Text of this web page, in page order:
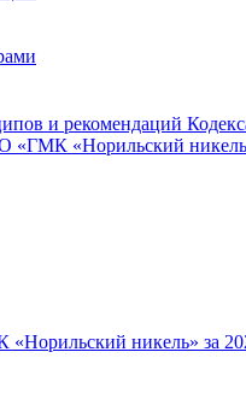
и рекомендаций
«ГМК «Норильский
никель» за